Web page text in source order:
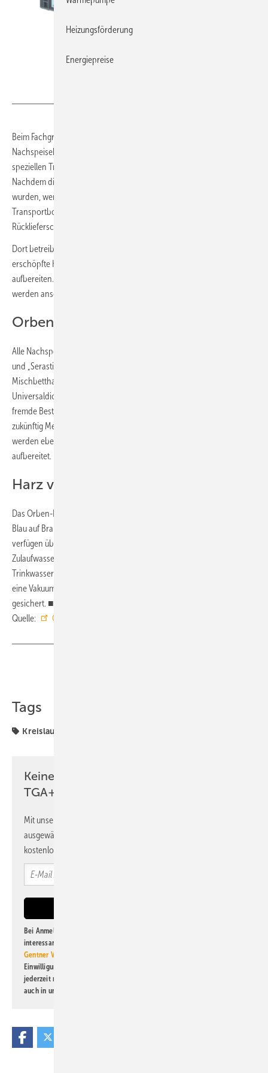
Beim Fachgroßhandel kauft man pfandfrei entweder 5 oder 15 neue
Nachspeisekartuschen mit frischem Harz. Diese sind in einer
speziellen Transportbox verpackt, die zum Lieferumfang gehört.
Nachdem die neuen Nachspeiseeinheiten beim Kunden installiert
wurden, werden die alten, erschöpften Kartuschen in dieselbe
Transportbox gelegt und mit dem bereits beiliegenden
Rücklieferschein portofrei an Orben nach Wiesbaden geschickt.
Dort betreibt Orben eine
erschöpfte Harz ohne Kapazitätsverlust zur Wiederverwendung
aufbereiten. Die mit dem regenerierten Harz befüllten Kartuschen
werden anschließend wieder dem Handel zugeführt.
Orben regeneriert Fremdfabrikate
Alle Nachspeiseeinheiten der Orben-Serien „Serastil NKS“, „Serastil C“
und „Serastil S“ sind bereits ab Werk mit mehrwegfähigem
Mischbettharz ausgestattet. Die Ersatzkartuschen passen dank
Universaldichtung auch in gängige Fremdfabrikate, sodass auch
fremde Bestands-Nachspeiseeinheiten, die bisher Einwegharz nutzen,
zukünftig Mehrwegharz verwenden können. Diese Ersatzkartuschen
werden ebenso in der Box gesammelt und zur Wiederverwendung
aufbereitet.
Harz verändert Farbe
Das Orben-Hochleistungsharz zeigt durch eine Farbveränderung von
Blau auf Braun den bevorstehenden Wechsel an. Die Kartuschen
verfügen über eine Keimbarriere zum Schutz vor evtl. kontaminiertem
Zulaufwasser und verhindern so eine Rückverkeimung ins
Trinkwassernetz. Zudem wird die Qualität des Harzes langfristig durch
eine Vakuumverpackung in einer lichtundurchlässigen Folie
gesichert. ■
Quelle:
Orben
Tags
Kreislaufwirtschaft
Keine Zeit? Kein Problem mit dem
TGA+E Newsletter!
Mit unserem Newsletter erhalten Sie regelmäßig von uns
ausgewählte Informationen und Neuigkeiten, gebündelt und
kostenlos direkt ins Postfach.
Bei Anmeldung zu diesem Newsletter bin ich damit einverstanden, über
interessante Verlags- und Online-Angebote
Gentner Verlag GmbH & Co. KG
Einwilligung kann ich jederzeit widerrufen und eine Abmeldung ist
jederzeit möglich. Informationen zum Umgang mit Daten finden Sie
auch in unserer
Heizungsförderung
Energiepreise